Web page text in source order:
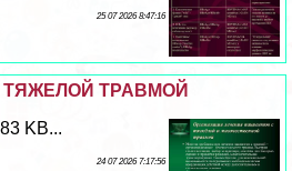
25 07 2026 8:47:16
ТРАВМОЙ
KB...
24 07 2026 7:17:56